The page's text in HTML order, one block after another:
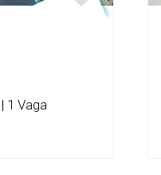
1 Vaga